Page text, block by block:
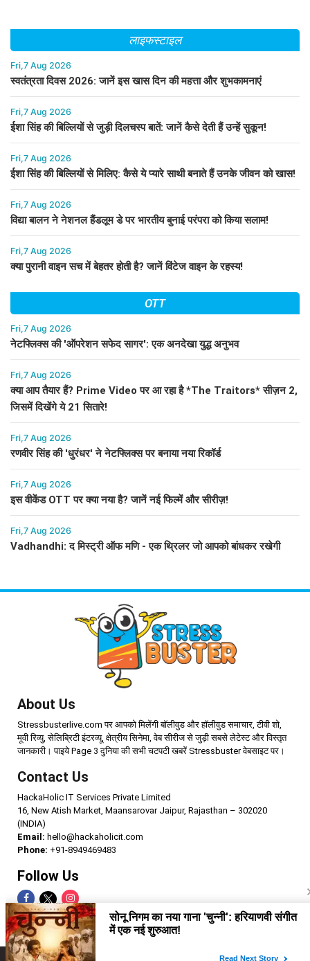
लाइफस्टाइल
Fri,7 Aug 2026
स्वतंत्रता दिवस 2026: जानें इस खास दिन की महत्ता और शुभकामनाएं
Fri,7 Aug 2026
ईशा सिंह की बिल्लियों से जुड़ी दिलचस्प बातें: जानें कैसे देती हैं उन्हें सुकून!
Fri,7 Aug 2026
ईशा सिंह की बिल्लियों से मिलिए: कैसे ये प्यारे साथी बनाते हैं उनके जीवन को खास!
Fri,7 Aug 2026
विद्या बालन ने नेशनल हैंडलूम डे पर भारतीय बुनाई परंपरा को किया सलाम!
Fri,7 Aug 2026
क्या पुरानी वाइन सच में बेहतर होती है? जानें विंटेज वाइन के रहस्य!
OTT
Fri,7 Aug 2026
नेटफ्लिक्स की 'ऑपरेशन सफेद सागर': एक अनदेखा युद्ध अनुभव
Fri,7 Aug 2026
क्या आप तैयार हैं? Prime Video पर आ रहा है *The Traitors* सीज़न 2,
जिसमें दिखेंगे ये 21 सितारे!
Fri,7 Aug 2026
रणवीर सिंह की 'धुरंधर' ने नेटफ्लिक्स पर बनाया नया रिकॉर्ड
Fri,7 Aug 2026
इस वीकेंड OTT पर क्या नया है? जानें नई फिल्में और सीरीज़!
Fri,7 Aug 2026
Vadhandhi: द मिस्ट्री ऑफ मणि - एक थ्रिलर जो आपको बांधकर रखेगी
About Us
Stressbusterlive.com पर आपको मिलेंगी बॉलीवुड और हॉलीवुड समाचार, टीवी शो,
मूवी रिव्यु, सेलिब्रिटी इंटरव्यू, क्षेत्रीय सिनेमा, वेब सीरीज से जुड़ी सबसे लेटेस्ट और विस्तृत
जानकारी। पाइये Page 3 दुनिया की सभी चटपटी खबरें Stressbuster वेबसाइट पर।
Contact Us
HackaHolic IT Services Private Limited
16, New Atish Market, Maansarovar Jaipur, Rajasthan – 302020
(INDIA)
Email: hello@hackaholicit.com
Phone: +91-8949469483
Follow Us